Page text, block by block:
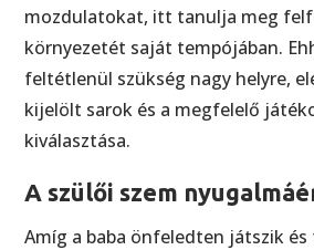
mozdulatokat, itt tanulja meg
környezetét saját tempójában.
feltétlenül szükség nagy helyre,
kijelölt sarok és a megfelelő
kiválasztása.
A szülői szem
Amíg a baba önfeledten játszik